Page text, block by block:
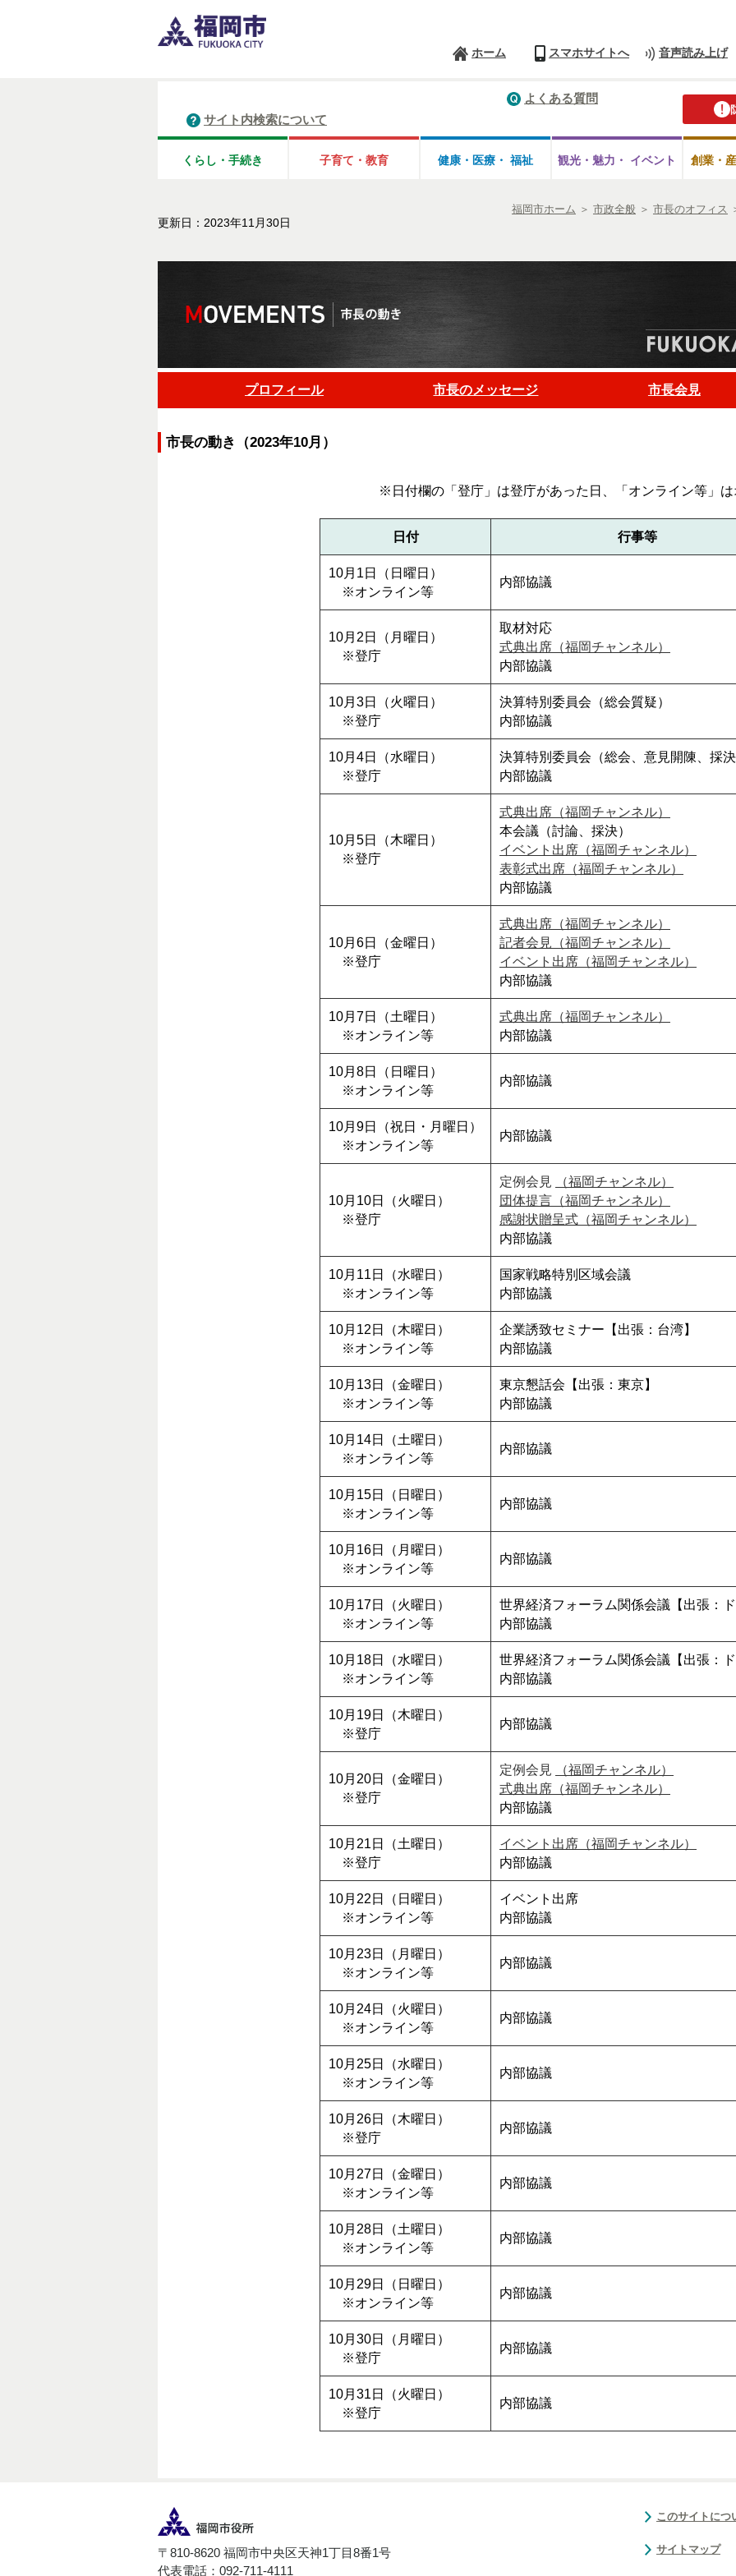
ホーム スマホサイトへ 音声読み上げ
よくある質問
サイト内検索について
くらし・手続き 子育て・教育 健康・医療・ 福祉 観光・魅力・ イベント 創業・
福岡市ホーム ＞ 市政全般 ＞ 市長のオフィス
更新日：2023年11月30日
プロフィール 市長のメッセージ 市長会見
市長の動き（2023年10月）
※日付欄の「登庁」は登庁があった日、「オンライン等」
日付 行事等
10月1日（日曜日）
※オンライン等
内部協議
10月2日（月曜日）
※登庁
取材対応
式典出席（福岡チャンネル）
内部協議
10月3日（火曜日）
※登庁
決算特別委員会（総会質疑）
内部協議
10月4日（水曜日）
※登庁
決算特別委員会（総会、意見開陳、採
内部協議
10月5日（木曜日）
※登庁
式典出席（福岡チャンネル）
本会議（討論、採決）
イベント出席（福岡チャンネル）
表彰式出席（福岡チャンネル）
内部協議
10月6日（金曜日）
※登庁
式典出席（福岡チャンネル）
記者会見（福岡チャンネル）
イベント出席（福岡チャンネル）
内部協議
10月7日（土曜日）
※オンライン等
式典出席（福岡チャンネル）
内部協議
10月8日（日曜日）
※オンライン等
内部協議
10月9日（祝日・月曜日）
※オンライン等
内部協議
10月10日（火曜日）
※登庁
定例会見
（福岡チャンネル）
団体提言（福岡チャンネル）
感謝状贈呈式（福岡チャンネル）
内部協議
10月11日（水曜日）
※オンライン等
国家戦略特別区域会議
内部協議
10月12日（木曜日）
※オンライン等
企業誘致セミナー【出張：台湾】
内部協議
10月13日（金曜日）
※オンライン等
東京懇話会【出張：東京】
内部協議
10月14日（土曜日）
※オンライン等
内部協議
10月15日（日曜日）
※オンライン等
内部協議
10月16日（月曜日）
※オンライン等
内部協議
10月17日（火曜日）
※オンライン等
世界経済フォーラム関係会議【出張：
内部協議
10月18日（水曜日）
※オンライン等
世界経済フォーラム関係会議【出張：
内部協議
10月19日（木曜日）
※登庁
内部協議
10月20日（金曜日）
※登庁
定例会見
（福岡チャンネル）
式典出席（福岡チャンネル）
内部協議
10月21日（土曜日）
※登庁
イベント出席（福岡チャンネル）
内部協議
10月22日（日曜日）
※オンライン等
イベント出席
内部協議
10月23日（月曜日）
※オンライン等
内部協議
10月24日（火曜日）
※オンライン等
内部協議
10月25日（水曜日）
※オンライン等
内部協議
10月26日（木曜日）
※登庁
内部協議
10月27日（金曜日）
※オンライン等
内部協議
10月28日（土曜日）
※オンライン等
内部協議
10月29日（日曜日）
※オンライン等
内部協議
10月30日（月曜日）
※登庁
内部協議
10月31日（火曜日）
※登庁
内部協議
〒810-8620 福岡市中央区天神1丁目8番1号
代表電話：092-711-4111
このサイトにつ
サイトマップ